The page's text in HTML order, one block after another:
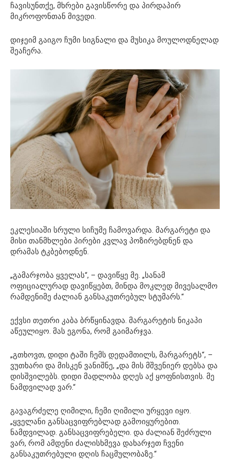
ჩავისუნთქე, მხრები გავისწორე და პირდაპირ
მიკროფონთან მივედი.
დიჯეიმ გაიგო ჩუმი სიგნალი და მუსიკა მოულოდნელად
შეაჩერა.
ეკლესიაში სრული სიჩუმე ჩამოვარდა. მარგარეტი და
მისი თანმხლები პირები კვლავ პოზირებდნენ და
დრამას ტკბებოდნენ.
„გამარჯობა ყველას“, – დავიწყე მე. „სანამ
ოფიციალურად დავიწყებთ, მინდა მოკლედ მივესალმო
რამდენიმე ძალიან განსაკუთრებულ სტუმარს.“
ექვსი თეთრი კაბა ბრწყინავდა. მარგარეტის ნიკაპი
აწეულიყო. მას ეგონა, რომ გაიმარჯვა.
„გთხოვთ, დიდი ტაში ჩემს დედამთილს, მარგარეტს“, –
ვუთხარი და მისკენ ვანიშნე, „და მის მშვენიერ დებსა და
დისშვილებს. დიდი მადლობა დღეს აქ ყოფნისთვის. მე
ნამდვილად ვარ.“
გავაგრძელე ღიმილი, ჩემი ღიმილი ურყევი იყო.
„ყველანი განსაცვიფრებლად გამოიყურებით.
ნამდვილად. განსაცვიფრებელი. და ძალიან შეძრული
ვარ, რომ ამდენი ძალისხმევა დახარჯეთ ჩვენი
განსაკუთრებული დღის ჩაცმულობაზე.“